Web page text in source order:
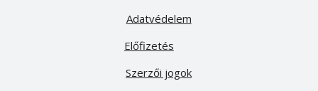
Előfizetés
Adatvédelem
Szerzői jogok